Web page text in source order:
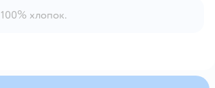
Открыть вопрос
Здравствуйте. 100% хлопок.